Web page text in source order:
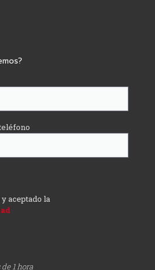
aceptado la
1 hora